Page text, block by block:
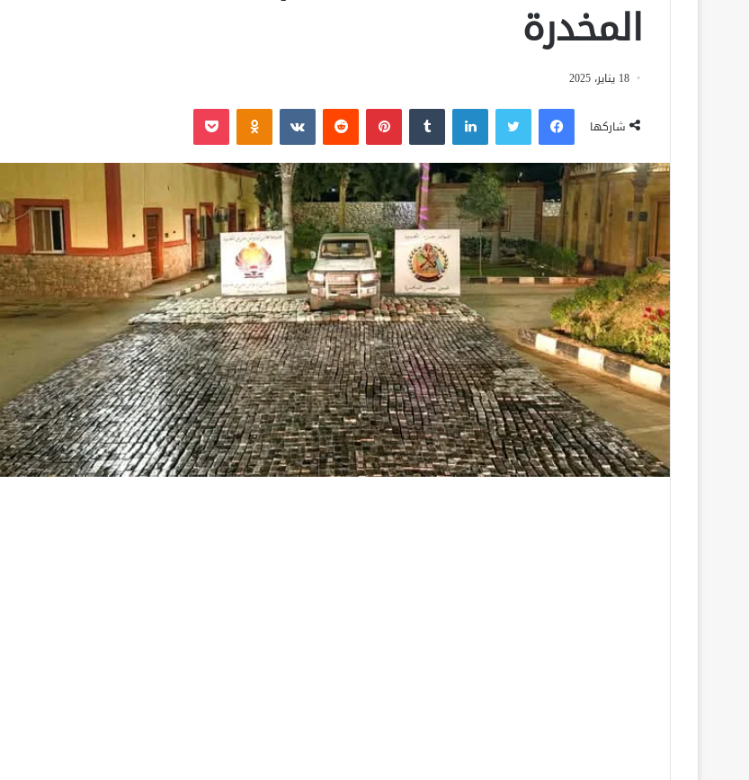
المخدرة
18 يناير، 2025
شاركها
فيسبوك لينكدإن بينتيريست